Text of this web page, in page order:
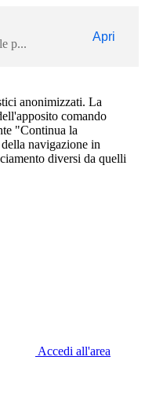
p...
Apri
anonimizzati. La
comando
"Continua la
navigazione in
diversi da quelli
Accedi all'area